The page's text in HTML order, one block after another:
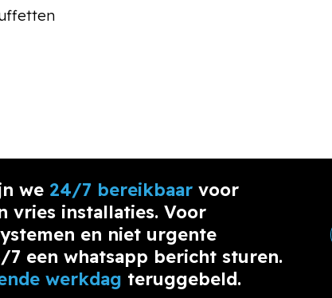
we 24/7 bereikbaarvoor
vries installaties. Voor
en niet urgente
een whatsapp bericht sturen.
werkdag teruggebeld.